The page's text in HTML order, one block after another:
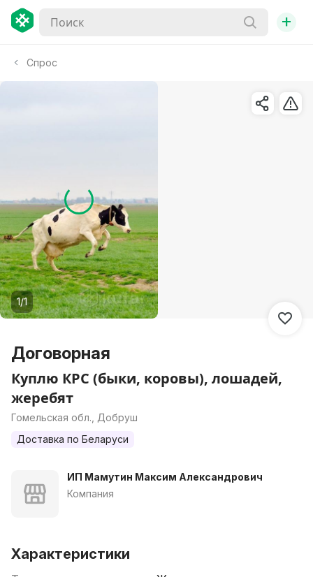
+
Спрос
1/1
Договорная
Куплю КРС (быки, коровы), лошадей,
жеребят
Гомельская обл., Добруш
Доставка по Беларуси
ИП Мамутин Максим Александрович
Компания
Характеристики